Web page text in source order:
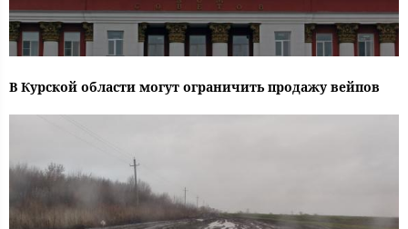
В Курской области могут ограничить продажу вейпов